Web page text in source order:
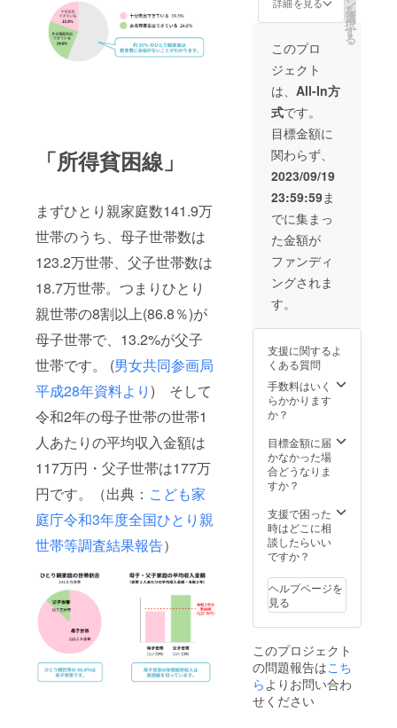
「所得貧困線」
まずひとり親家庭数141.9万
世帯のうち、母子世帯数は
123.2万世帯、父子世帯数は
18.7万世帯。つまりひとり
親世帯の8割以上(86.8％)が
母子世帯で、13.2%が父子
世帯です。 (男女共同参画局
平成28年資料より) そして
令和2年の母子世帯の世帯1
人あたりの平均収入金額は
117万円・父子世帯は177万
円です。（出典： こども家
庭庁令和3年度全国ひとり親
世帯等調査結果報告）
さい。
※また
「リン
クさせ
たい
ページ
アドレ
ス」に
他者が
作られ
たペー
ジを使
用する
ことは
お控え
くださ
い。
（企業
サイト
や個人
facebo
okなど
へのリ
ンクを
でござ
いま
す。）
ムやペ
ンネー
ム、イ
ニシャ
ルや企
業名も
可能で
す。 ※
大変恐
れ入り
ます
が、本
名以外
を使用
される
場合は
実際の
人物や
キャラ
クター
するの
えくだ
さい。
※また
「リン
クさせ
ページ
アドレ
ス」に
他者が
たペー
ジを使
用する
ことは
くださ
い。
（企業
様の
サイト
や個人
facebo
okなど
へのリ
報告書
（メー
ル添
付） ①
掲載を
希望す
るお名
前と ②
リンク
させた
いペー
ジアド
レスを
【備考
欄】に
ご入力
くださ
い。 ※
ハンド
ルネー
ム、イ
ルや企
業名も
可能で
す。 ※
大変恐
ます
が、本
名以外
を使用
場合は
実際の
人物や
キャラ
と同じ
名前に
するの
はお控
さい。
※また
「リン
クさせ
たい
詳細を見る を
選
択
す
る
このプロ
ジェクト
は、 All-In方
式です。
目標金額に
関わらず、
2023/09/19
23:59:59ま
でに集まっ
た金額が
ファンディ
ングされま
す。
支援に関するよ
くある質問
手数料はいく
らかかります
か？
目標金額に届
かなかった場
合どうなりま
すか？
支援で困った
時はどこに相
談したらいい
ですか？
ヘルプページを
見る
このプロジェクト
の問題報告はこち
ら よりお問い合わ
せください